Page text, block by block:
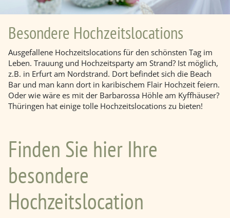
Besondere Hochzeitslocations
Ausgefallene Hochzeitslocations für den schönsten Tag im
Leben. Trauung und Hochzeitsparty am Strand? Ist möglich,
z.B. in Erfurt am Nordstrand. Dort befindet sich die Beach
Bar und man kann dort in karibischem Flair Hochzeit feiern.
Oder wie wäre es mit der Barbarossa Höhle am Kyffhäuser?
Thüringen hat einige tolle Hochzeitslocations zu bieten!
Finden Sie hier Ihre
besondere
Hochzeitslocation